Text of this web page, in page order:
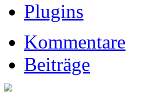
Plugins
Kommentare
Beiträge